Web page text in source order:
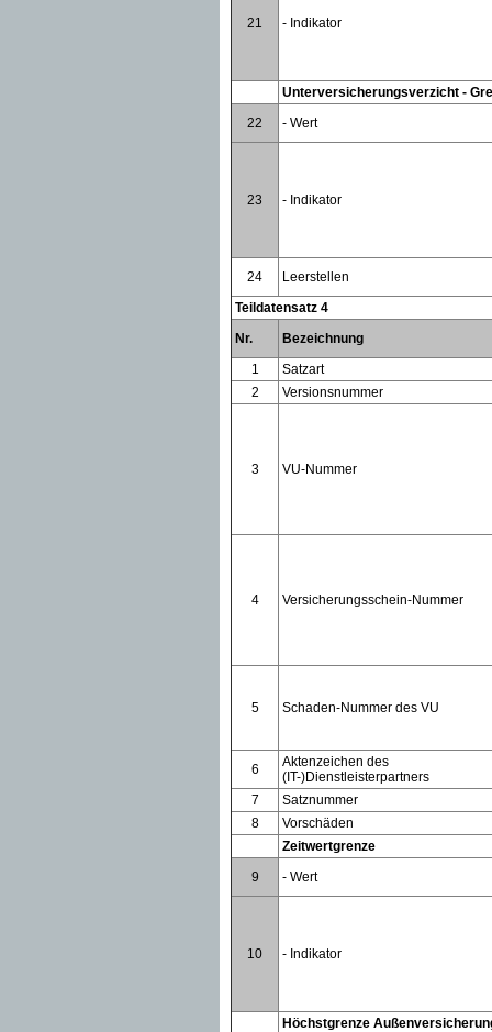
21 - Indikator
Unterversicherungsverzicht -
22
- Wert
23 - Indikator
24
Leerstellen
Teildatensatz 4
Nr.
Bezeichnung
1
Satzart
2
Versionsnummer
3 VU-Nummer
4 Versicherungsschein-Nummer
5 Schaden-Nummer des VU
6
Aktenzeichen des
(IT-)Dienstleisterpartners
7
Satznummer
8
Vorschäden
Zeitwertgrenze
9
- Wert
10 - Indikator
Höchstgrenze